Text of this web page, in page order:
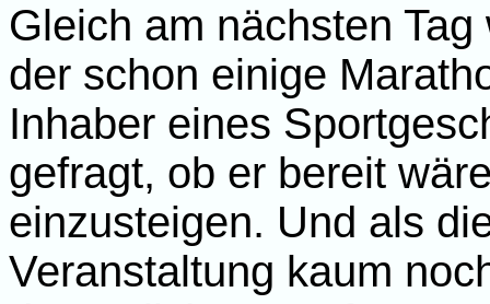
Gleich am nächsten
der schon einige
Inhaber eines
gefragt, ob er bereit
einzusteigen. Und als
Veranstaltung kaum